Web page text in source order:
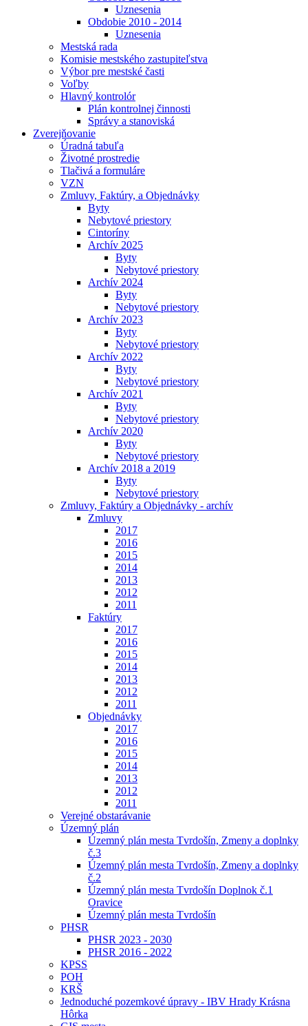
Uznesenia
Obdobie 2010 - 2014
Uznesenia
Mestská rada
Komisie mestského zastupiteľstva
Výbor pre mestské časti
Voľby
Hlavný kontrolór
Plán kontrolnej činnosti
Správy a stanoviská
Zverejňovanie
Úradná tabuľa
Životné prostredie
Tlačivá a formuláre
VZN
Zmluvy, Faktúry, a Objednávky
Byty
Nebytové priestory
Cintoríny
Archív 2025
Byty
Nebytové priestory
Archív 2024
Byty
Nebytové priestory
Archív 2023
Byty
Nebytové priestory
Archív 2022
Byty
Nebytové priestory
Archív 2021
Byty
Nebytové priestory
Archív 2020
Byty
Nebytové priestory
Archív 2018 a 2019
Byty
Nebytové priestory
Zmluvy, Faktúry a Objednávky - archív
Zmluvy
2017
2016
2015
2014
2013
2012
2011
Faktúry
2017
2016
2015
2014
2013
2012
2011
Objednávky
2017
2016
2015
2014
2013
2012
2011
Verejné obstarávanie
Územný plán
Územný plán mesta Tvrdošín, Zmeny a doplnky
č.3
Územný plán mesta Tvrdošín, Zmeny a doplnky
č.2
Územný plán mesta Tvrdošín Doplnok č.1
Oravice
Územný plán mesta Tvrdošín
PHSR
PHSR 2023 - 2030
PHSR 2016 - 2022
KPSS
POH
KRŠ
Jednoduché pozemkové úpravy - IBV Hrady Krásna
Hôrka